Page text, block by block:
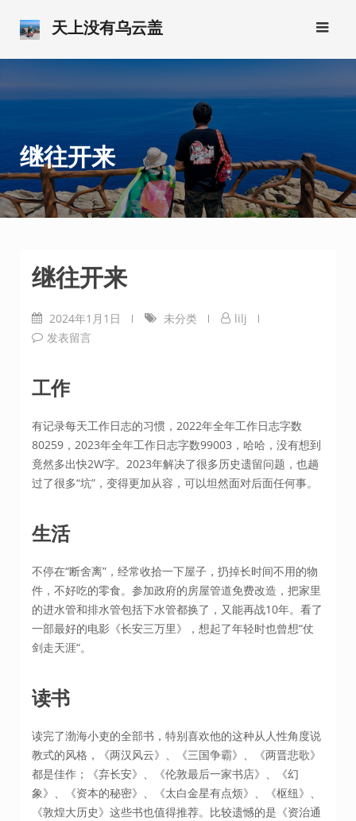
天上没有乌云盖
继往开来
继往开来
2024年1月1日 未分类
lilj
发表留言
工作
有记录每天工作日志的习惯，2022年全年工作日志字数
80259，2023年全年工作日志字数99003，哈哈，没有想到
竟然多出快2W字。2023年解决了很多历史遗留问题，也趟
过了很多“坑”，变得更加从容，可以坦然面对后面任何事。
生活
不停在“断舍离”，经常收拾一下屋子，扔掉长时间不用的物
件，不好吃的零食。参加政府的房屋管道免费改造，把家里
的进水管和排水管包括下水管都换了，又能再战10年。看了
一部最好的电影《长安三万里》，想起了年轻时也曾想“仗
剑走天涯“。
读书
读完了渤海小吏的全部书，特别喜欢他的这种从人性角度说
教式的风格，《两汉风云》、《三国争霸》、《两晋悲歌》
都是佳作；《弃长安》、《伦敦最后一家书店》、《幻
象》、《资本的秘密》、《太白金星有点烦》、《枢纽》、
《敦煌大历史》这些书也值得推荐。比较遗憾的是《资治通